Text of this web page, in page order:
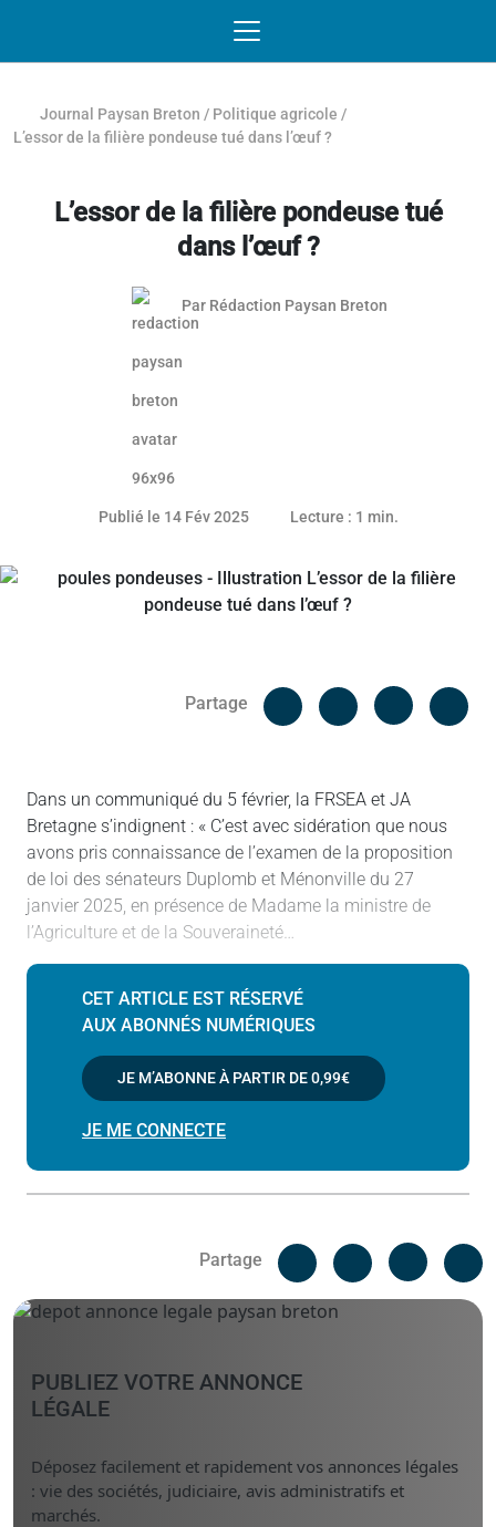
Journal Paysan Breton / Politique agricole /
L’essor de la filière pondeuse tué dans l’œuf ?
L’essor de la filière pondeuse tué
dans l’œuf ?
Article réservé aux abonnés
Par Rédaction Paysan Breton
Publié le 14 Fév 202513 février 2025
Lecture : 1 min.
Partage
Facebook
Dans un communiqué du 5 février, la FRSEA et JA
Bretagne s’indignent : « C’est avec sidération que nous
avons pris connaissance de l’examen de la proposition
de loi des sénateurs Duplomb et Ménonville du 27
janvier 2025, en présence de Madame la ministre de
l’Agriculture et de la Souveraineté…
CET ARTICLE EST RÉSERVÉ
AUX ABONNÉS NUMÉRIQUES
JE M’ABONNE À PARTIR DE0,99€
JE ME CONNECTE
Partage
Facebook
Linked
PUBLIEZ VOTRE ANNONCE
LÉGALE
Déposez facilement et rapidement vos annonces légales
: vie des sociétés, judiciaire, avis administratifs et
marchés.